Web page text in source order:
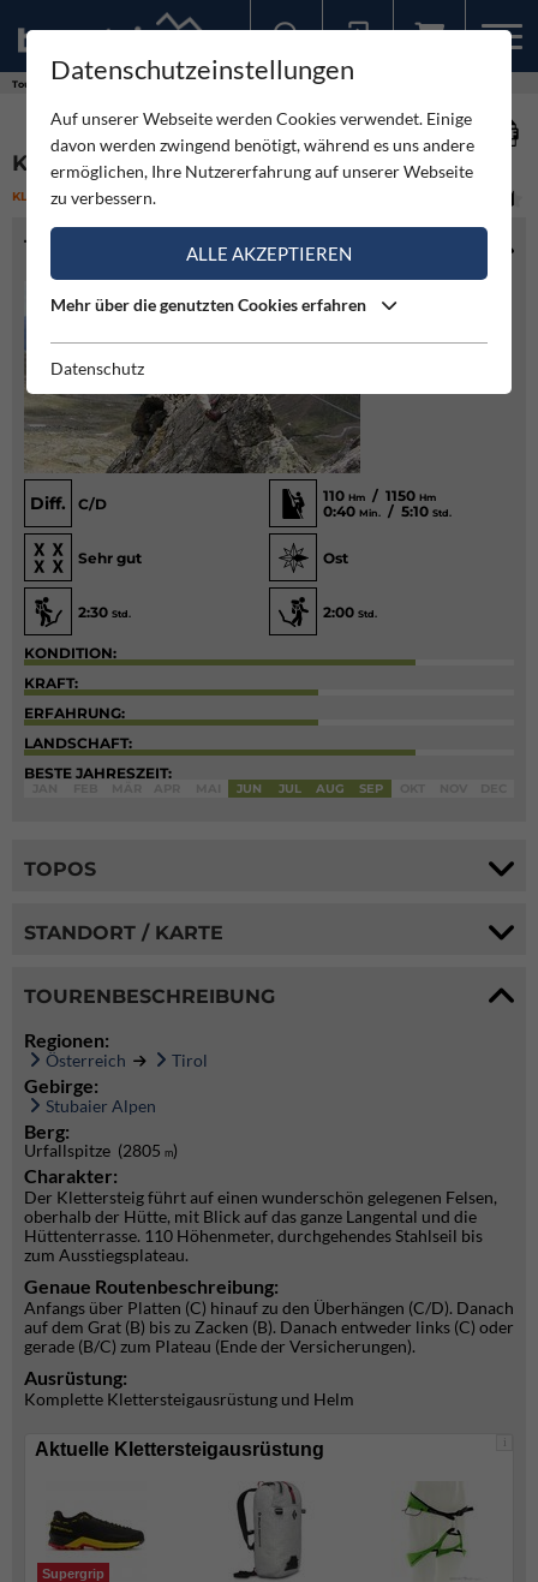
Touren
KLETTERSTEIG NÜRNBERGER HÜTTE
KLETTERSTEIG MITTEL
TOURENINFO
Diff. C/D 110 Hm / 1150 Hm
0:40 Min. / 5:10 Std.
Sehr gut Ost
2:30 Std. 2:00 Std.
KONDITION:
KRAFT:
ERFAHRUNG:
LANDSCHAFT:
BESTE JAHRESZEIT:
JUN JUL AUG SEP
TOPOS
STANDORT / KARTE
TOURENBESCHREIBUNG
Regionen:
Österreich Tirol
Gebirge:
Stubaier Alpen
Berg:
Urfallspitze (2805 m)
Charakter:
Der Klettersteig führt auf einen wunderschön gelegenen Felsen,
oberhalb der Hütte, mit Blick auf das ganze Langental und die
Hüttenterrasse. 110 Höhenmeter, durchgehendes Stahlseil bis
zum Ausstiegsplateau.
Genaue Routenbeschreibung:
Anfangs über Platten (C) hinauf zu den Überhängen (C/D). Danach
auf dem Grat (B) bis zu Zacken (B). Danach entweder links (C) oder
gerade (B/C) zum Plateau (Ende der Versicherungen).
Ausrüstung:
Komplette Klettersteigausrüstung und Helm
i
Aktuelle Klettersteigausrüstung
Supergrip
Datenschutzeinstellungen
Auf unserer Webseite werden Cookies verwendet. Einige
davon werden zwingend benötigt, während es uns andere
ermöglichen, Ihre Nutzererfahrung auf unserer Webseite
zu verbessern.
ALLE AKZEPTIEREN
Mehr über die genutzten Cookies erfahren
Datenschutz